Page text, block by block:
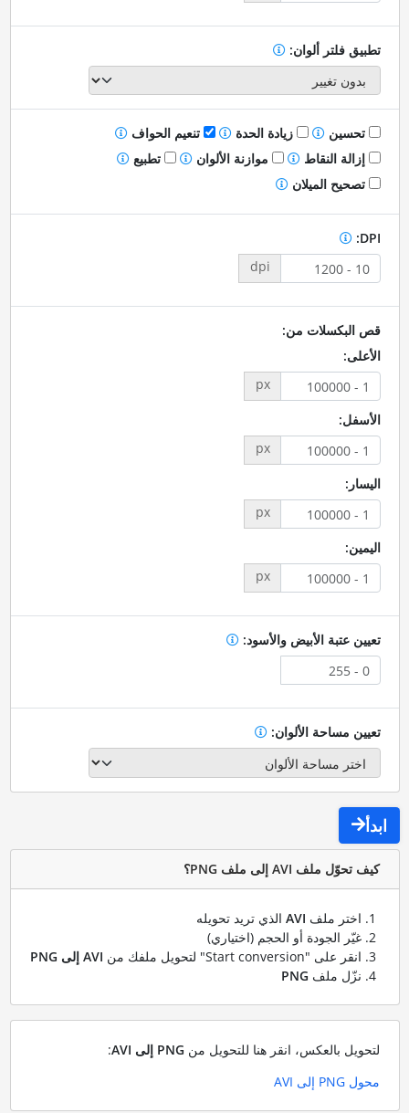
تطبيق فلتر ألوان:
تحسين زيادة الحدة
تنعيم الحواف
إزالة النقاط
موازنة الألوان
تطبيع
تصحيح الميلان
DPI:
dpi
قص البكسلات من:
الأعلى:
px
الأسفل:
px
اليسار:
px
اليمين:
px
تعيين عتبة الأبيض والأسود:
تعيين مساحة الألوان:
ابدأ
كيف تحوّل ملف AVI إلى ملف PNG؟
اختر ملف AVIالذي تريد تحويله
غيّر الجودة أو الحجم (اختياري)
انقر على "Start conversion" لتحويل ملفك من
AVI إلى PNG
نزّل ملف PNG
لتحويل بالعكس، انقر هنا للتحويل من PNG إلى AVI
:
محول PNG إلى AVI